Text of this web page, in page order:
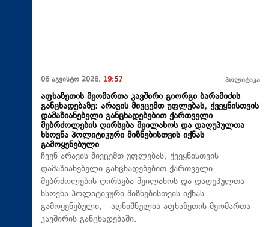
06 აგვისტო 2026, 19:57 პოლიტიკა
აფხაზეთის მეომართა კავშირი გიორგი ბარამიძის
განცხადებაზე: არავის მივცემთ უფლებას, ქვეყნისთვის
დამაზიანებელი განცხადებებით ქართველი
მებრძოლების ღირსება შეილახოს და დაღუპულთა
ხსოვნა პოლიტიკური მიზნებისთვის იქნას
გამოყენებული
ჩვენ არავის მივცემთ უფლებას, ქვეყნისთვის
დამაზიანებელი განცხადებებით ქართველი
მებრძოლების ღირსება შეილახოს და დაღუპულთა
ხსოვნა პოლიტიკური მიზნებისთვის იქნას
გამოყენებული, - აღნიშნულია აფხაზეთის მეომართა
კავშირის განცხადებაში.